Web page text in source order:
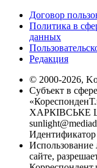
Договор
Политика в
данных
Редакция
© 2000-2026,
Субъект в
ХАРКІВСЬКЕ
сайте,